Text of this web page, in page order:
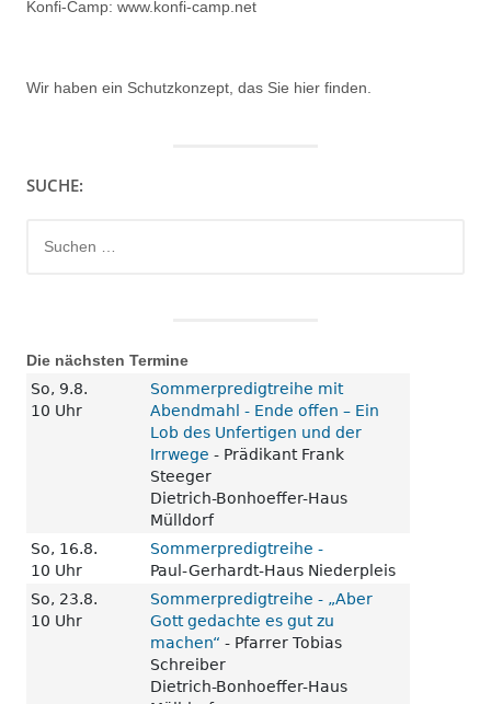
Konfi-Camp: www.konfi-camp.net
Wir haben ein Schutzkonzept, das Sie hier finden.
SUCHE:
nach:
Die nächsten Termine